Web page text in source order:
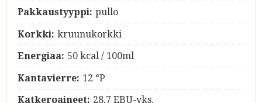
Pakkaustyyppi: pullo
Korkki: kruunukorkki
Energiaa: 50 kcal / 100ml
Kantavierre: 12 °P
Katkeroaineet: 28,7 EBU-yks.